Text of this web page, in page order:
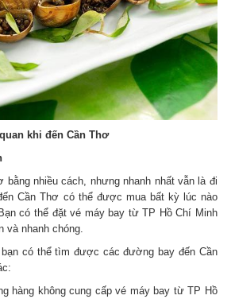
khi đến Cần Thơ
bằng nhiều cách, nhưng nhanh nhất vẫn là đi
Cần Thơ có thể được mua bất kỳ lúc nào
có thể đặt vé máy bay từ TP Hồ Chí Minh
và nhanh chóng.
bạn có thể tìm được các đường bay đến Cần
hàng không cung cấp vé máy bay từ TP Hồ